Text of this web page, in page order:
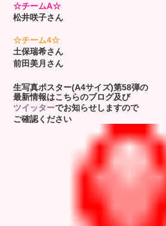
☆チームA☆
松井咲子さん
☆チーム4☆
土保瑞希さん
前田美月さん
生写真ポスター(A4サイズ)第58弾の
最新情報はこちらのブログ及び
ツイッターでお知らせしますので
ご確認ください